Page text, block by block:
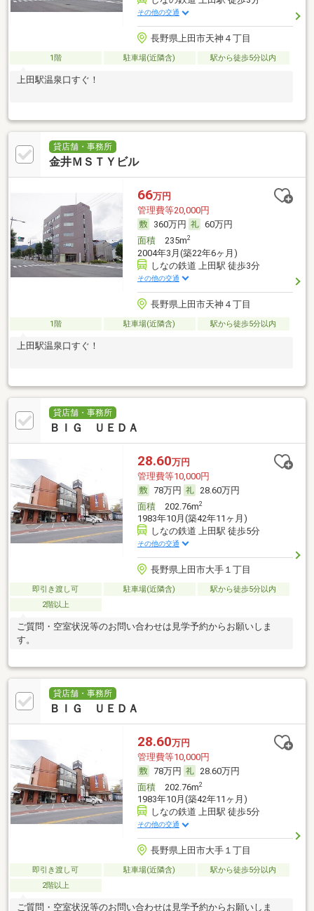
その他の交通
長野県上田市天神４丁目
1階 駐車場(近隣含) 駅から徒歩5分以内
上田駅温泉口すぐ！
貸店舗・事務所
金井ＭＳＴＹビル
66万円
管理費等20,000円
360万円
60万円
面積235m2
2004年3月(築22年6ヶ月)
しなの鉄道 上田駅 徒歩3分
その他の交通
長野県上田市天神４丁目
1階 駐車場(近隣含) 駅から徒歩5分以内
上田駅温泉口すぐ！
貸店舗・事務所
ＢＩＧ ＵＥＤＡ
28.60万円
管理費等10,000円
78万円
28.60万円
面積202.76m2
1983年10月(築42年11ヶ月)
しなの鉄道 上田駅 徒歩5分
その他の交通
長野県上田市大手１丁目
即引き渡し可 駐車場(近隣含)
駅から徒歩5分以内
2階以上
ご質問・空室状況等のお問い合わせは見学予約からお願いしま
す。
貸店舗・事務所
ＢＩＧ ＵＥＤＡ
28.60万円
管理費等10,000円
78万円
28.60万円
面積202.76m2
1983年10月(築42年11ヶ月)
しなの鉄道 上田駅 徒歩5分
その他の交通
長野県上田市大手１丁目
即引き渡し可 駐車場(近隣含)
駅から徒歩5分以内
2階以上
ご質問・空室状況等のお問い合わせは見学予約からお願いしま